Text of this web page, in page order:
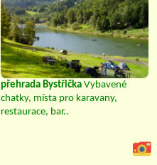
přehrada Bystřička Vybavené
chatky, místa pro karavany,
restaurace, bar..